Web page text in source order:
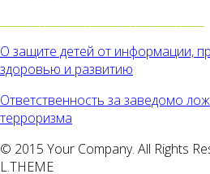
О защите детей от информации,
здоровью и развитию
Ответственность за заведомо
терроризма
© 2015 Your Company. All Rights
L.THEME